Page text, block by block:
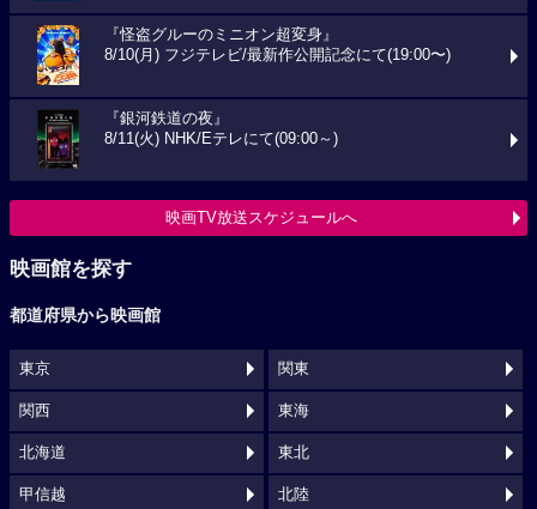
『怪盗グルーのミニオン超変身』
8/10(月) フジテレビ/最新作公開記念にて(19:00〜)
『銀河鉄道の夜』
8/11(火) NHK/Eテレにて(09:00～)
映画TV放送スケジュールへ
映画館を探す
都道府県から映画館
東京 関東
関西 東海
北海道 東北
甲信越 北陸